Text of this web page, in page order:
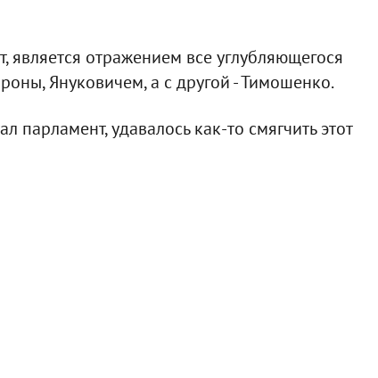
является отражением все углубляющегося
Януковичем, а с другой - Тимошенко.
парламент, удавалось как-то смягчить этот